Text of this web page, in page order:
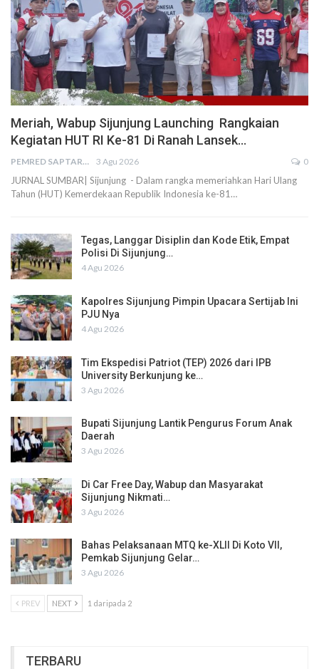
Meriah, Wabup Sijunjung Launching Rangkaian
Kegiatan HUT RI Ke-81 Di Ranah Lansek…
PEMRED SAPTARIUS 3 Agu 2026 0
JURNAL SUMBAR| Sijunjung - Dalam rangka memeriahkan Hari Ulang
Tahun (HUT) Kemerdekaan Republik Indonesia ke-81…
Tegas, Langgar Disiplin dan Kode Etik, Empat
Polisi Di Sijunjung…
4 Agu 2026
Kapolres Sijunjung Pimpin Upacara Sertijab Ini
PJU Nya
4 Agu 2026
Tim Ekspedisi Patriot (TEP) 2026 dari IPB
University Berkunjung ke…
3 Agu 2026
Bupati Sijunjung Lantik Pengurus Forum Anak
Daerah
3 Agu 2026
Di Car Free Day, Wabup dan Masyarakat
Sijunjung Nikmati…
3 Agu 2026
Bahas Pelaksanaan MTQ ke-XLII Di Koto VII,
Pemkab Sijunjung Gelar…
3 Agu 2026
PREV NEXT 1 daripada 2
TERBARU